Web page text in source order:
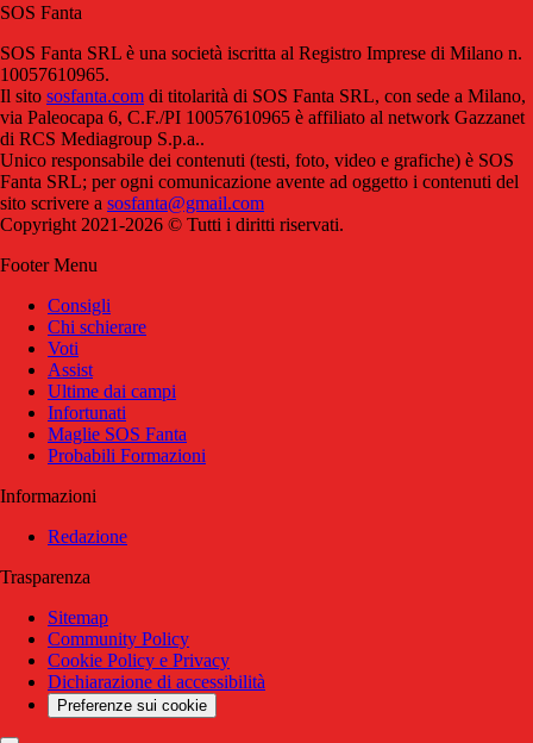
SOS Fanta
SOS Fanta SRL è una società iscritta al Registro Imprese di Milano n.
10057610965.
Il sito sosfanta.com di titolarità di SOS Fanta SRL, con sede a Milano,
via Paleocapa 6, C.F./PI 10057610965 è affiliato al network Gazzanet
di RCS Mediagroup S.p.a..
Unico responsabile dei contenuti (testi, foto, video e grafiche) è SOS
Fanta SRL; per ogni comunicazione avente ad oggetto i contenuti del
sito scrivere a sosfanta@gmail.com
Copyright 2021-2026 © Tutti i diritti riservati.
Footer Menu
Consigli
Chi schierare
Voti
Assist
Ultime dai campi
Infortunati
Maglie SOS Fanta
Probabili Formazioni
Informazioni
Redazione
Trasparenza
Sitemap
Community Policy
Cookie Policy e Privacy
Dichiarazione di accessibilità
Preferenze sui cookie